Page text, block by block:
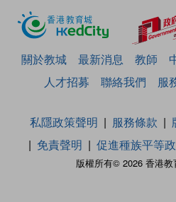
關於教城 最新消息 教師
人才招募
聯絡我們 服
版權所有© 2026 香港教
私隱政策聲明 服務條款
免責聲明
促進種族平等